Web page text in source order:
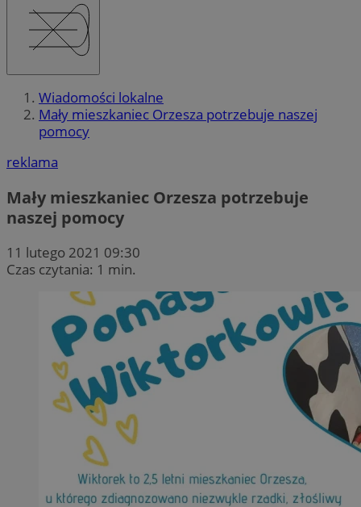
Wiadomości lokalne
Mały mieszkaniec Orzesza potrzebuje naszej
pomocy
reklama
Mały mieszkaniec Orzesza potrzebuje
naszej pomocy
11 lutego 2021 09:30
Czas czytania: 1 min.